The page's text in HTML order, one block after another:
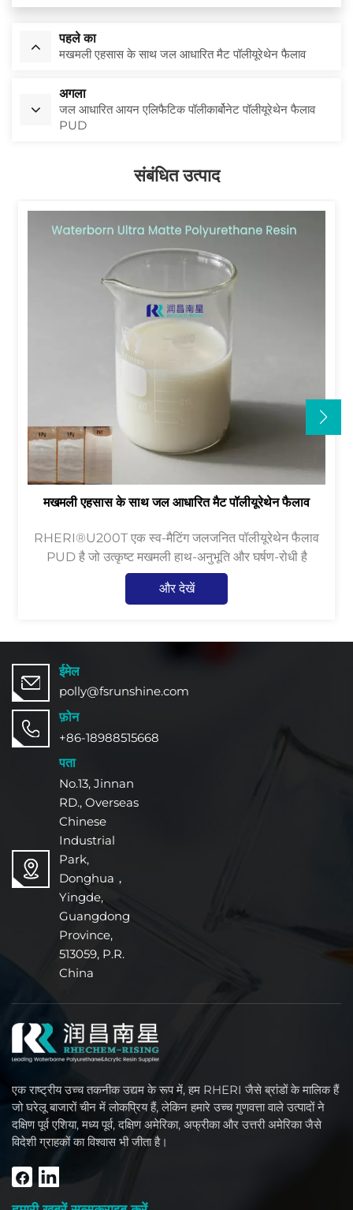
पहले का
मखमली एहसास के साथ जल आधारित मैट पॉलीयूरेथेन फैलाव
अगला
जल आधारित आयन एलिफैटिक पॉलीकार्बोनेट पॉलीयूरेथेन फैलाव
PUD
संबंधित उत्पाद
मखमली एहसास के साथ जल आधारित मैट पॉलीयूरेथेन फैलाव
RHERI®U200T एक स्व-मैटिंग जलजनित पॉलीयूरेथेन फैलाव
PUD है जो उत्कृष्ट मखमली हाथ-अनुभूति और घर्षण-रोधी है
और देखें
ईमेल
polly@fsrunshine.com
फ़ोन
+86-18988515668
पता
No.13, Jinnan
RD., Overseas
Chinese
Industrial
Park,
Donghua，
Yingde,
Guangdong
Province,
513059, P.R.
China
एक राष्ट्रीय उच्च तकनीक उद्यम के रूप में, हम RHERI जैसे ब्रांडों के मालिक हैं
जो घरेलू बाजारों चीन में लोकप्रिय हैं, लेकिन हमारे उच्च गुणवत्ता वाले उत्पादों ने
दक्षिण पूर्व एशिया, मध्य पूर्व, दक्षिण अमेरिका, अफ्रीका और उत्तरी अमेरिका जैसे
विदेशी ग्राहकों का विश्वास भी जीता है।